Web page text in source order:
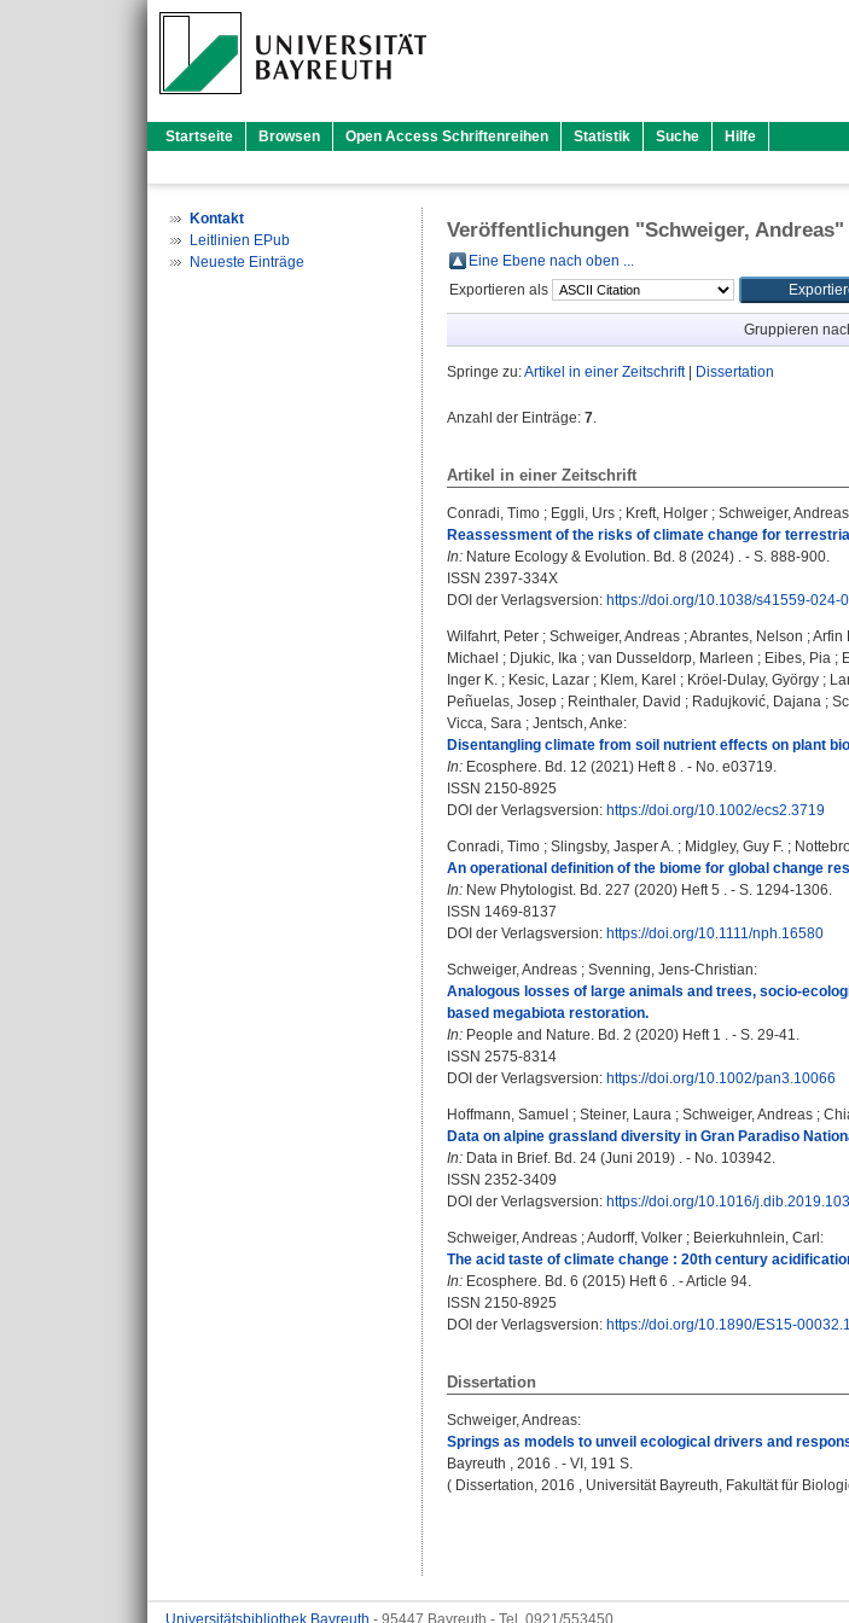
Startseite Browsen Open Access Schriftenreihen Statistik Suche Hilfe
Kontakt
Leitlinien EPub
Neueste Einträge
Veröffentlichungen "Schweiger, Andreas"
Eine Ebene nach oben ...
Exportieren als
Gruppieren
Springe zu:Artikel in einer Zeitschrift| Dissertation
Anzahl der Einträge: 7.
Artikel in einer Zeitschrift
Conradi, Timo ; Eggli, Urs ; Kreft, Holger ; Schweiger, Andreas
Reassessment of the risks of climate change for
In: Nature Ecology & Evolution. Bd. 8 (2024) . - S. 888-900.
ISSN 2397-334X
DOI der Verlagsversion: https://doi.org/10.1038/s41559-024-
Wilfahrt, Peter ; Schweiger, Andreas ;Abrantes, Nelson ;Arfin
Michael ; Djukic, Ika ; van Dusseldorp, Marleen ; Eibes, Pia ;
Inger K. ; Kesic, Lazar ; Klem, Karel ; Kröel-Dulay, György ;
Peñuelas, Josep ; Reinthaler, David ; Radujković, Dajana ;
Vicca, Sara ; Jentsch, Anke:
Disentangling climate from soil nutrient effects on plant
In: Ecosphere. Bd. 12 (2021) Heft 8 . - No. e03719.
ISSN 2150-8925
DOI der Verlagsversion: https://doi.org/10.1002/ecs2.3719
Conradi, Timo ; Slingsby, Jasper A. ; Midgley, Guy F. ;
An operational definition of the biome for global change
In: New Phytologist. Bd. 227 (2020) Heft 5 . - S. 1294-1306.
ISSN 1469-8137
DOI der Verlagsversion: https://doi.org/10.1111/nph.16580
Schweiger, Andreas ; Svenning, Jens-Christian:
Analogous losses of large animals and trees, socio-
based megabiota restoration.
In: People and Nature. Bd. 2 (2020) Heft 1 . - S. 29-41.
ISSN 2575-8314
DOI der Verlagsversion: https://doi.org/10.1002/pan3.10066
Hoffmann, Samuel ; Steiner, Laura ; Schweiger, Andreas ;
Data on alpine grassland diversity in Gran Paradiso
In: Data in Brief. Bd. 24 (Juni 2019) . - No. 103942.
ISSN 2352-3409
DOI der Verlagsversion: https://doi.org/10.1016/
Schweiger, Andreas ;Audorff, Volker ; Beierkuhnlein, Carl :
The acid taste of climate change : 20th century
In: Ecosphere. Bd. 6 (2015) Heft 6 . - Article 94.
ISSN 2150-8925
DOI der Verlagsversion: https://doi.org/10.1890/ES15-00032.1
Dissertation
Schweiger, Andreas:
Springs as models to unveil ecological drivers and
Bayreuth , 2016 . - VI, 191 S.
( Dissertation, 2016 , Universität Bayreuth, Fakultät für
Universitätsbibliothek Bayreuth - 95447 Bayreuth - Tel. 0921/553450